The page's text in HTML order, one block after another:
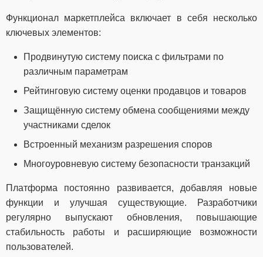
Функционал маркетплейса включает в себя несколько
ключевых элементов:
Продвинутую систему поиска с фильтрами по
различным параметрам
Рейтинговую систему оценки продавцов и товаров
Защищённую систему обмена сообщениями между
участниками сделок
Встроенный механизм разрешения споров
Многоуровневую систему безопасности транзакций
Платформа постоянно развивается, добавляя новые
функции и улучшая существующие. Разработчики
регулярно выпускают обновления, повышающие
стабильность работы и расширяющие возможности
пользователей.